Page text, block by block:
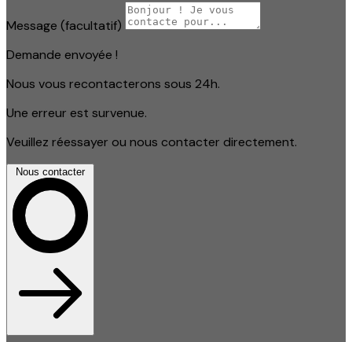
Message (facultatif)
Demande envoyée !
Nous vous recontacterons sous 24h.
Une erreur est survenue.
Veuillez réessayer ou nous contacter directement.
Nous contacter